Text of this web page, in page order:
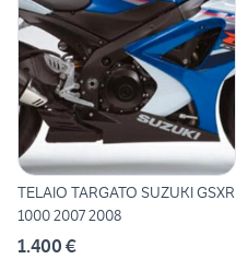
TELAIO TARGATO SUZUKI GSXR
1000 2007 2008
1.400 €